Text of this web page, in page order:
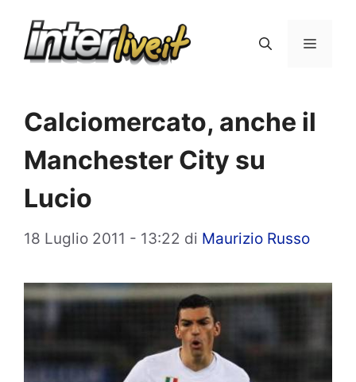
Menu
Calciomercato, anche il
Manchester City su
Lucio
18 Luglio 2011 - 13:22 di Maurizio Russo